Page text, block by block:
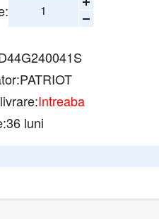
PATRIOT
Intreaba
36 luni